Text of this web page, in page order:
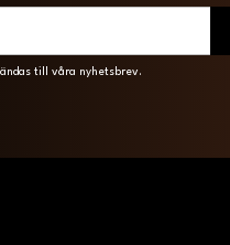
till våra nyhetsbrev.